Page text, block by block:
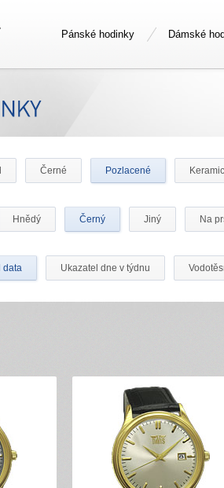
Pánské hodinky Dámské
Černé Pozlacené
Hnědý Černý Jiný Na
data Ukazatel dne v týdnu